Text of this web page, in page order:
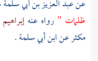
عنعبد العزيز بن أبي سلمة
ظلمات " رواه عنه
مكثر عنابن أبي سلمة.